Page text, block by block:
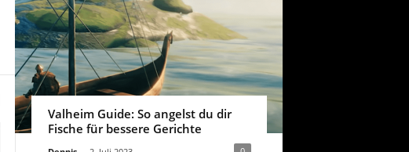
Valheim Guide: So angelst du dir
Fische für bessere Gerichte